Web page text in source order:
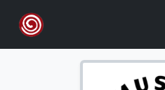
Skip to main content